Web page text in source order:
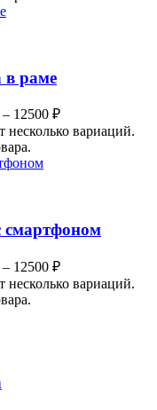
в раме
12500 ₽
несколько вариаций.
смартфоном
12500 ₽
несколько вариаций.